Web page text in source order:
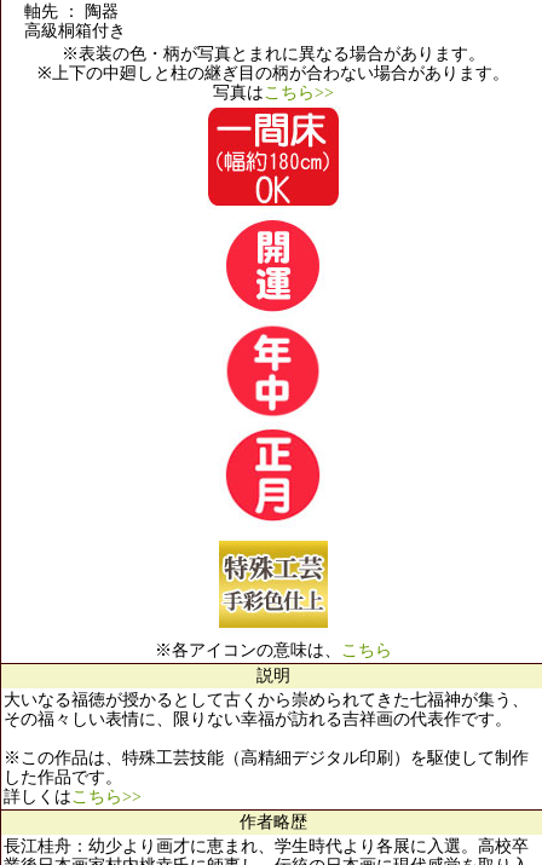
軸先 ： 陶器
高級桐箱付き
※表装の色・柄が写真とまれに異なる場合があります。
※上下の中廻しと柱の継ぎ目の柄が合わない場合があります。
写真はこちら>>
※各アイコンの意味は、 こちら
説明
大いなる福徳が授かるとして古くから崇められてきた七福神が集う、
その福々しい表情に、限りない幸福が訪れる吉祥画の代表作です。
※この作品は、特殊工芸技能（高精細デジタル印刷）を駆使して制作
した作品です。
詳しくはこちら>>
作者略歴
長江桂舟：幼少より画才に恵まれ、学生時代より各展に入選。高校卒